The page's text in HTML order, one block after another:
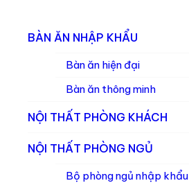
BÀN ĂN NHẬP KHẨU
Bàn ăn hiện đại
Bàn ăn thông minh
NỘI THẤT PHÒNG KHÁCH
NỘI THẤT PHÒNG NGỦ
Bộ phòng ngủ nhập khẩu